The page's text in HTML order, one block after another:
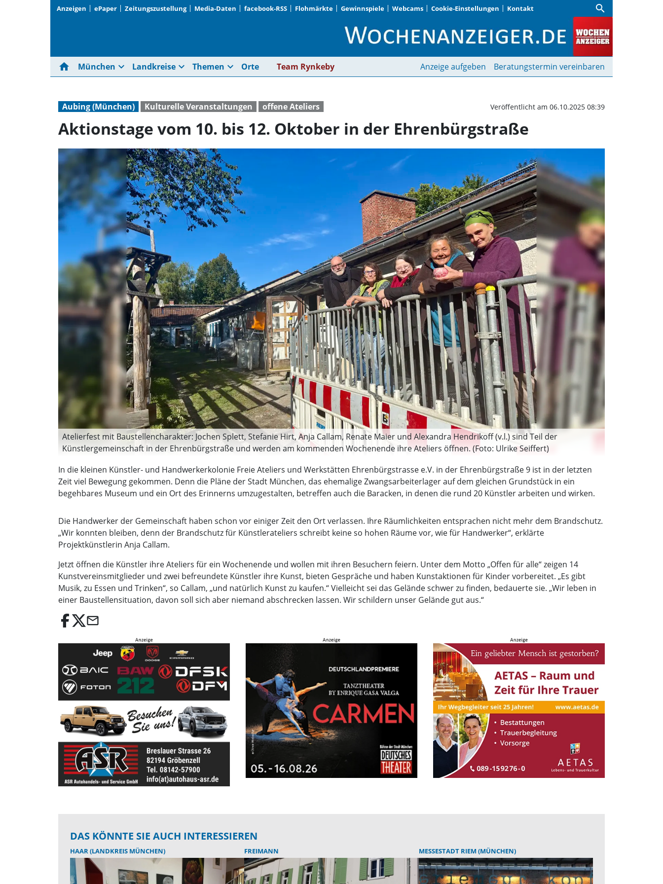
Anzeigen ePaper Zeitungszustellung Media-Daten facebook-RSS Flohmärkte Gewinnspiele Webcams Cookie-Einstellungen Kontakt search
Aktionstage vom 10. bis 12. Oktober in der
home München expand_more Landkreise expand_more Themen expand_more Orte Team Rynkeby Anzeige aufgeben Beratungstermin vereinbaren
Aubing (München) Kulturelle Veranstaltungen offene Ateliers Veröffentlicht am 06.10.2025 08:39
Aktionstage vom 10. bis 12. Oktober in der Ehrenbürgstraße
Atelierfest mit Baustellencharakter: Jochen Splett, Stefanie Hirt, Anja Callam, Renate Maier und Alexandra Hendrikoff (v.l.) sind Teil der
Künstlergemeinschaft in der Ehrenbürgstraße und werden am kommenden Wochenende ihre Ateliers öffnen. (Foto: Ulrike Seiffert)
In die kleinen Künstler- und Handwerkerkolonie Freie Ateliers und Werkstätten Ehrenbürgstrasse e.V. in der Ehrenbürgstraße 9 ist in der letzten
Zeit viel Bewegung gekommen. Denn die Pläne der Stadt München, das ehemalige Zwangsarbeiterlager auf dem gleichen Grundstück in ein
begehbares Museum und ein Ort des Erinnerns umzugestalten, betreffen auch die Baracken, in denen die rund 20 Künstler arbeiten und wirken.
Die Handwerker der Gemeinschaft haben schon vor einiger Zeit den Ort verlassen. Ihre Räumlichkeiten entsprachen nicht mehr dem Brandschutz.
„Wir konnten bleiben, denn der Brandschutz für Künstlerateliers schreibt keine so hohen Räume vor, wie für Handwerker“, erklärte
Projektkünstlerin Anja Callam.
Jetzt öffnen die Künstler ihre Ateliers für ein Wochenende und wollen mit ihren Besuchern feiern. Unter dem Motto „Offen für alle“ zeigen 14
Kunstvereinsmitglieder und zwei befreundete Künstler ihre Kunst, bieten Gespräche und haben Kunstaktionen für Kinder vorbereitet. „Es gibt
Musik, zu Essen und Trinken“, so Callam, „und natürlich Kunst zu kaufen.“ Vielleicht sei das Gelände schwer zu finden, bedauerte sie. „Wir leben in
einer Baustellensituation, davon soll sich aber niemand abschrecken lassen. Wir schildern unser Gelände gut aus.“
email
DAS KÖNNTE SIE AUCH INTERESSIEREN
HAAR (LANDKREIS MÜNCHEN) FREIMANN MESSESTADT RIEM (MÜNCHEN)